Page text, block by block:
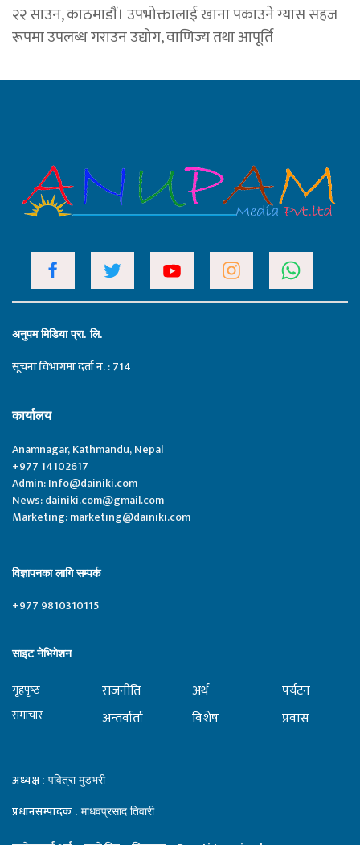
२२ साउन, काठमाडाैं। उपभोक्तालाई खाना पकाउने ग्यास सहज
रूपमा उपलब्ध गराउन उद्योग, वाणिज्य तथा आपूर्ति
अनुपम मिडिया प्रा. लि.
सूचना विभागमा दर्ता नं. : 714
कार्यालय
Anamnagar, Kathmandu, Nepal
+977 14102617
Admin:Info@dainiki.com
News:dainiki.com@gmail.com
Marketing:marketing@dainiki.com
विज्ञापनका लागि सम्पर्क
+977 9810310115
साइट नेभिगेशन
गृहपृष्‍ठ
समाचार
राजनीति
अन्तर्वार्ता
अर्थ
विशेष
पर्यटन
प्रवास
अध्यक्ष : पवित्रा मुडभरी
प्रधानसम्पादक : माधवप्रसाद तिवारी